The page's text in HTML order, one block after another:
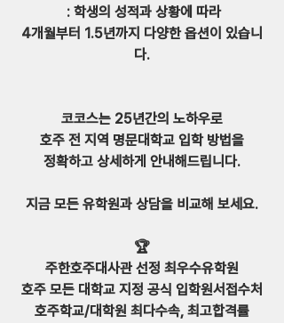
: 학생의 성적과 상황에 따라
4개월부터 1.5년까지 다양한 옵션이 있습니
다.
코코스는 25년간의 노하우로
호주 전 지역 명문대학교 입학 방법을
정확하고 상세하게 안내해드립니다.
지금 모든 유학원과 상담을 비교해 보세요.
🏆
주한호주대사관 선정 최우수유학원
호주 모든 대학교 지정 공식 입학원서접수처
호주학교/대학원 최다수속, 최고합격률